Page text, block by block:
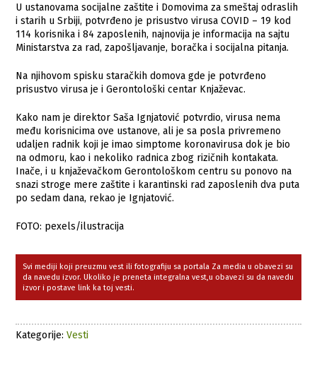
U ustanovama socijalne zaštite i Domovima za smeštaj odraslih
i starih u Srbiji, potvrđeno je prisustvo virusa COVID – 19 kod
114 korisnika i 84 zaposlenih, najnovija je informacija na sajtu
Ministarstva za rad, zapošljavanje, boračka i socijalna pitanja.
Na njihovom spisku staračkih domova gde je potvrđeno
prisustvo virusa je i Gerontološki centar Knjaževac.
Kako nam je direktor Saša Ignjatović potvrdio, virusa nema
među korisnicima ove ustanove, ali je sa posla privremeno
udaljen radnik koji je imao simptome koronavirusa dok je bio
na odmoru, kao i nekoliko radnica zbog rizičnih kontakata.
Inače, i u knjaževačkom Gerontološkom centru su ponovo na
snazi stroge mere zaštite i karantinski rad zaposlenih dva puta
po sedam dana, rekao je Ignjatović.
FOTO: pexels/ilustracija
Svi mediji koji preuzmu vest ili fotografiju sa portala Za media u obavezi su
da navedu izvor. Ukoliko je preneta integralna vest,u obavezi su da navedu
izvor i postave link ka toj vesti.
Kategorije:Vesti